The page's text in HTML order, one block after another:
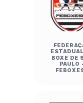
Colégio
Paulo/Capital)
Bernardo do
EMEF Profa.
23 x 8 Emeb
VOLEIBOL
BOXE DE
PAULO